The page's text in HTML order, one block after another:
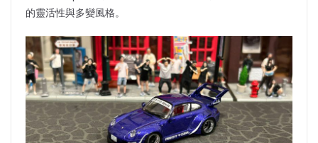
的靈活性與多變風格。